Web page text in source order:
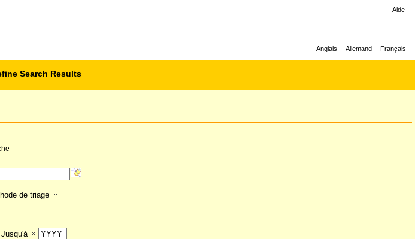
Search Results
Aide
Anglais Allemand Français
de triage
Jusqu'à